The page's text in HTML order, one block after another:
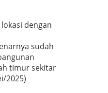
dengan
sudah
timur sekitar
2025)